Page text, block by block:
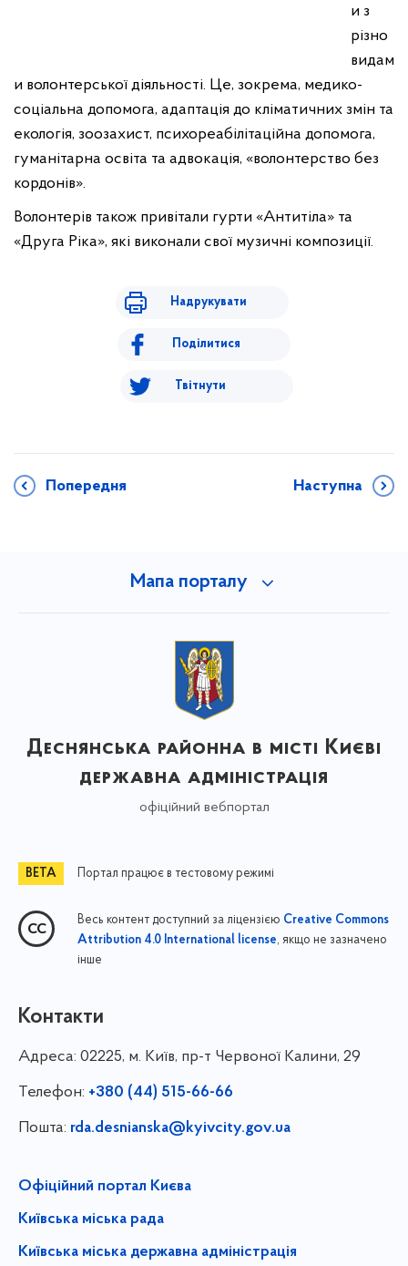
и з
різно
видам
и волонтерської діяльності. Це, зокрема, медико-
соціальна допомога, адаптація до кліматичних змін та
екологія, зоозахист, психореабілітаційна допомога,
гуманітарна освіта та адвокація, «волонтерство без
кордонів».
Волонтерів також привітали гурти «Антитіла» та
«Друга Ріка», які виконали свої музичні композиції.
Надрукувати
Поділитися
Твітнути
Попередня Наступна
Мапа порталу
Деснянська районна в місті Києві
державна адміністрація
офіційний вебпортал
Портал працює в тестовому режимі
Весь контент доступний за ліцензією Creative Commons
Attribution 4.0 International license, якщо не зазначено
інше
Контакти
Адреса: 02225, м. Київ, пр-т Червоної Калини, 29
Телефон: +380 (44) 515-66-66
Пошта: rda.desnianska@kyivcity.gov.ua
Офіційний портал Києва
Київська міська рада
Київська міська державна адміністрація